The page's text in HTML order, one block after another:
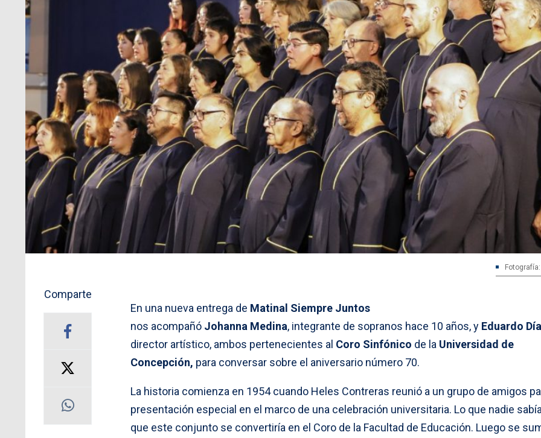
Comparte
En una nueva entrega de Matinal Siempre Juntos
nos acompañó Johanna Medina, integrante de sopranos hace 10 años, y Eduardo
director artístico, ambos pertenecientes al Coro Sinfónico de la Universidad de
Concepción, para conversar sobre el aniversario número 70.
La historia comienza en 1954 cuando Heles Contreras reunió a un grupo de amigos
presentación especial en el marco de una celebración universitaria. Lo que nadie
que este conjunto se convertiría en el Coro de la Facultad de Educación. Luego se